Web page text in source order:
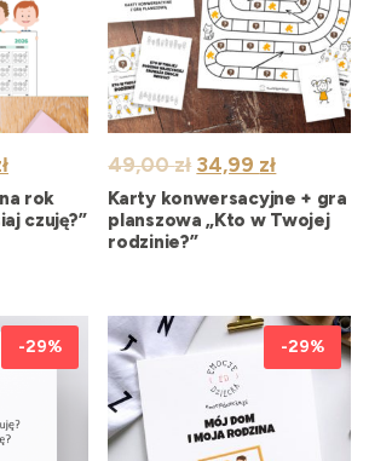
Aktualna
cena
wynosi:
rok
czuję?”
49,00zł Pierwotna
cena
wynosiła:
49,00 zł.
34,99 złAktualna
cena
wynosi:
Karty konwersacyjne + gra
planszowa „Kto w Twojej
rodzinie?”
-29% -29%